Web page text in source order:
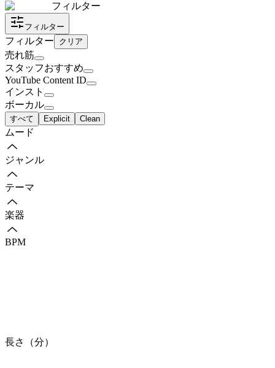
フィルター
フィルター
フィルター クリア
売れ筋
スタッフおすすめ
YouTube Content ID
インスト
ボーカル
すべて Explicit Clean
ムード
ジャンル
テーマ
楽器
BPM
長さ（分）